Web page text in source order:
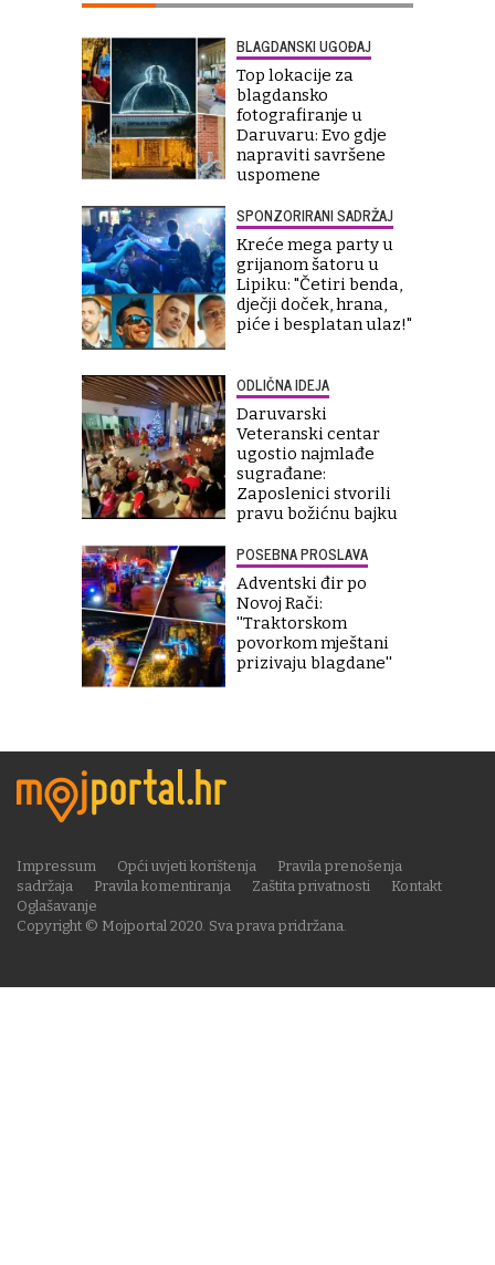
BLAGDANSKI UGOĐAJ
Top lokacije za
blagdansko
fotografiranje u
Daruvaru: Evo gdje
napraviti savršene
uspomene
SPONZORIRANI SADRŽAJ
Kreće mega party u
grijanom šatoru u
Lipiku: "Četiri benda,
dječji doček, hrana,
piće i besplatan ulaz!"
ODLIČNA IDEJA
Daruvarski
Veteranski centar
ugostio najmlađe
sugrađane:
Zaposlenici stvorili
pravu božićnu bajku
POSEBNA PROSLAVA
Adventski đir po
Novoj Rači:
''Traktorskom
povorkom mještani
prizivaju blagdane''
Copyright © Mojportal 2020. Sva prava pridržana.
Impressum Opći uvjeti korištenja
Pravila prenošenja
sadržaja
Pravila komentiranja Zaštita privatnosti
Kontakt
Oglašavanje